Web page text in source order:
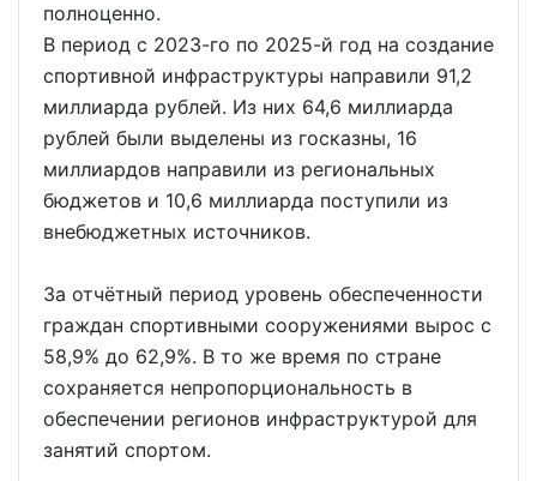
полноценно.
В период с 2023-го по 2025-й год на создание
спортивной инфраструктуры направили 91,2
миллиарда рублей. Из них 64,6 миллиарда
рублей были выделены из госказны, 16
миллиардов направили из региональных
бюджетов и 10,6 миллиарда поступили из
внебюджетных источников.
За отчётный период уровень обеспеченности
граждан спортивными сооружениями вырос с
58,9% до 62,9%. В то же время по стране
сохраняется непропорциональность в
обеспечении регионов инфраструктурой для
занятий спортом.